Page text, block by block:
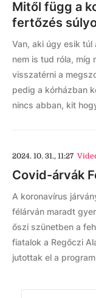
Mitől függ a
fertőzés
Van, aki úgy esik túl
nem is tud róla, míg
visszatérni a
pedig a kórházban
nincs abban, kit
2024. 10. 31., 11:27
Covid-árvák
A koronavírus
félárván maradt
őszi szünetben a
fiatalok a Regőczi
jutottak el a